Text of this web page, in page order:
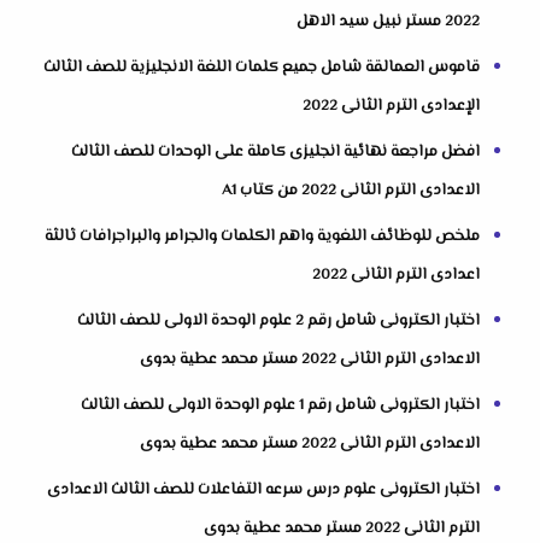
2022 مستر نبيل سيد الاهل
قاموس العمالقة شامل جميع كلمات اللغة الانجليزية للصف الثالث
الإعدادى الترم الثانى 2022
افضل مراجعة نهائية انجليزى كاملة على الوحدات للصف الثالث
الاعدادى الترم الثانى 2022 من كتاب A1
ملخص للوظائف اللغوية واهم الكلمات والجرامر والبراجرافات ثالثة
اعدادى الترم الثانى 2022
اختبار الكترونى شامل رقم 2 علوم الوحدة الاولى للصف الثالث
الاعدادى الترم الثانى 2022 مستر محمد عطية بدوى
اختبار الكترونى شامل رقم 1 علوم الوحدة الاولى للصف الثالث
الاعدادى الترم الثانى 2022 مستر محمد عطية بدوى
اختبار الكترونى علوم درس سرعه التفاعلات للصف الثالث الاعدادى
الترم الثانى 2022 مستر محمد عطية بدوى